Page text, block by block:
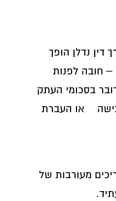
דין נדלן הופך
– חובה לפנות
בסכומי העתק
או העברת
מעורבות של